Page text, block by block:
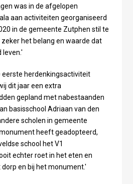
was in de afgelopen
aan activiteiten georganiseerd
in de gemeente Zutphen stil te
het belang en waarde dat
leven.'
eerste herdenkingsactiviteit
dit jaar een extra
gepland met nabestaanden
basisschool Adriaan van den
scholen in gemeente
heeft geadopteerd,
school het V1
echter roet in het eten en
en bij het monument.'